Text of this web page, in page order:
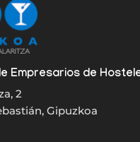
Empresarios de
2
Gipuzkoa